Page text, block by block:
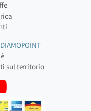
sul territorio